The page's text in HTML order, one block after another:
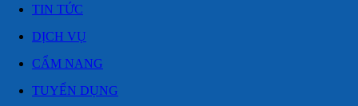
TIN TỨC
DỊCH VỤ
CẨM NANG
TUYỂN DỤNG